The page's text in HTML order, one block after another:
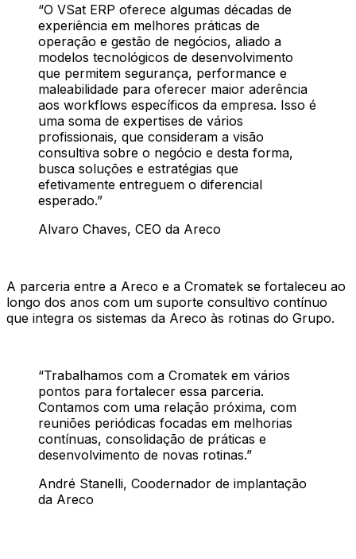
“O VSat ERP oferece algumas décadas de
experiência em melhores práticas de
operação e gestão de negócios, aliado a
modelos tecnológicos de desenvolvimento
que permitem segurança, performance e
maleabilidade para oferecer maior aderência
aos workflows específicos da empresa. Isso é
uma soma de expertises de vários
profissionais, que consideram a visão
consultiva sobre o negócio e desta forma,
busca soluções e estratégias que
efetivamente entreguem o diferencial
esperado.”
Alvaro Chaves, CEO da Areco
A parceria entre a Areco e a Cromatek se fortaleceu ao
longo dos anos com um suporte consultivo contínuo
que integra os sistemas da Areco às rotinas do Grupo.
“Trabalhamos com a Cromatek em vários
pontos para fortalecer essa parceria.
Contamos com uma relação próxima, com
reuniões periódicas focadas em melhorias
contínuas, consolidação de práticas e
desenvolvimento de novas rotinas.”
André Stanelli, Coodernador de implantação
da Areco